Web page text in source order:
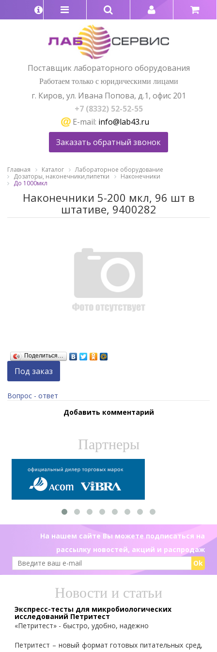
Поставщик лабораторного оборудования
Работаем только с юридическими лицами
г. Киров, ул. Ивана Попова, д.1, офис 201
+7 (8332) 52-52-55
E-mail: info@lab43.ru
Заказать обратный звонок
Главная Каталог
Лабораторное оборудование
Дозаторы, наконечники,пипетки
Наконечники
До 1000мкл
Наконечники 5-200 мкл, 96 шт в
штативе, 9400282
Поделиться…
Под заказ
Вопрос - ответ
Добавить комментарий
Партнеры
На нашем сайте Вы можете подписаться на
рассылку новостей, акций и распродаж
Ok
Новости и статьи
Экспресс-тесты для микробиологических
исследований Петритест
«Петритест» - быстро, удобно, надежно
Петритест – новый формат готовых питательных сред,